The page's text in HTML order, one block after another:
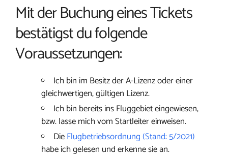
Mit der Buchung eines Tickets
bestätigst du folgende
Voraussetzungen:
Ich bin im Besitz der A-Lizenz oder einer
gleichwertigen, gültigen Lizenz.
Ich bin bereits ins Fluggebiet eingewiesen,
bzw. lasse mich vom Startleiter einweisen.
DieFlugbetriebsordnung (Stand: 5/2021)
habe ich gelesen und erkenne sie an.